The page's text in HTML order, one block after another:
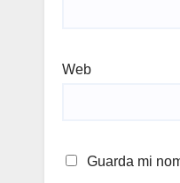
Web
Guarda mi